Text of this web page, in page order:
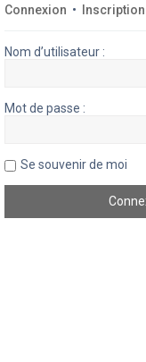
Connexion • Inscription
Nom d’utilisateur :
Mot de passe :
Se souvenir de moi